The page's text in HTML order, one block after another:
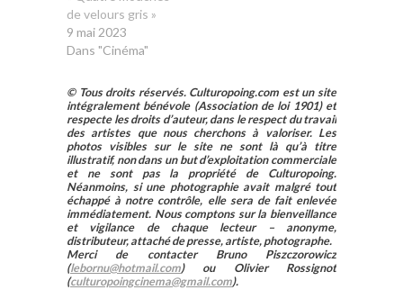
de velours gris »
9 mai 2023
Dans "Cinéma"
© Tous droits réservés. Culturopoing.com est un site
intégralement bénévole (Association de loi 1901) et
respecte les droits d’auteur, dans le respect du travail
des artistes que nous cherchons à valoriser. Les
photos visibles sur le site ne sont là qu’à titre
illustratif, non dans un but d’exploitation commerciale
et ne sont pas la propriété de Culturopoing.
Néanmoins, si une photographie avait malgré tout
échappé à notre contrôle, elle sera de fait enlevée
immédiatement. Nous comptons sur la bienveillance
et vigilance de chaque lecteur – anonyme,
distributeur, attaché de presse, artiste, photographe.
Merci de contacter Bruno Piszczorowicz
(lebornu@hotmail.com) ou Olivier Rossignot
(culturopoingcinema@gmail.com).